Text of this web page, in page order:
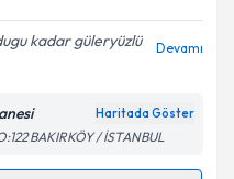
ilişkin
Aydınlatma
verilerimin belirtilen
ediyorum.
kadar güleryüzlü
Devamı
Haritada Göster
BAKIRKÖY / İSTANBUL